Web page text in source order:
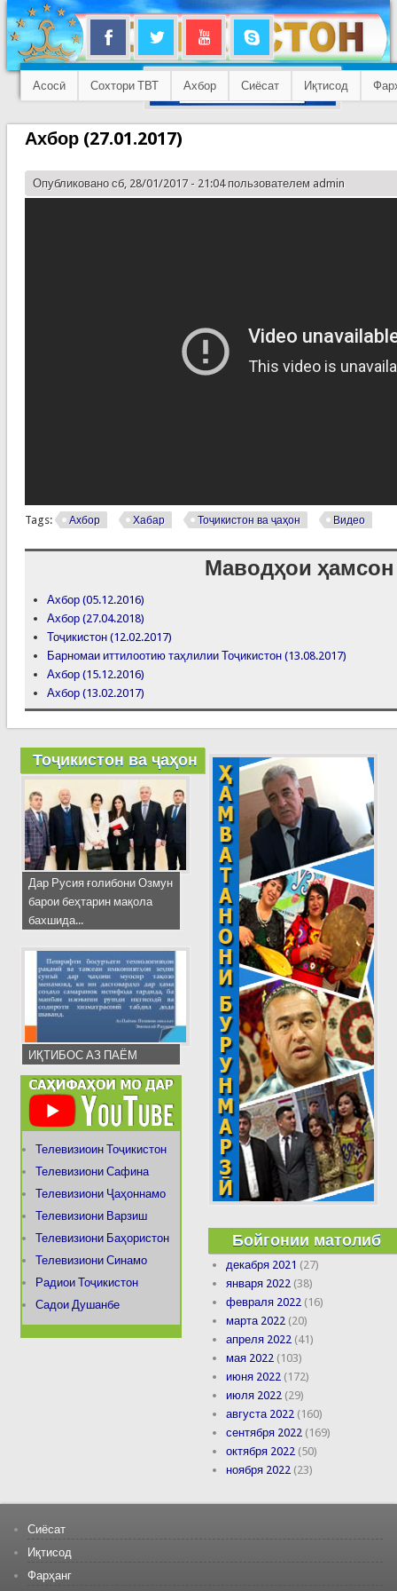
Асосӣ Сохтори ТВТ Ахбор Сиёсат Иқтисод
Ахбор (27.01.2017)
Опубликовано сб, 28/01/2017 - 21:04 пользователем admin
Tags: Ахбор Хабар Тоҷикистон ва ҷаҳон Видео
Маводҳои ҳамсон
Ахбор (05.12.2016)
Ахбор (27.04.2018)
Тоҷикистон (12.02.2017)
Барномаи иттилоотию таҳлилии Тоҷикистон (13.08.2017)
Ахбор (15.12.2016)
Ахбор (13.02.2017)
Тоҷикистон ва ҷаҳон
Дар Русия ғолибони Озмун
барои беҳтарин мақола
бахшида...
ИҚТИБОС АЗ ПАЁМ
Телевизиоин Тоҷикистон
Телевизиони Сафина
Телевизиони Ҷаҳоннамо
Телевизиони Варзиш
Телевизиони Баҳористон
Телевизиони Синамо
Радиои Тоҷикистон
Садои Душанбе
Бойгонии матолиб
декабря 2021 (27)
января 2022 (38)
февраля 2022 (16)
марта 2022 (20)
апреля 2022 (41)
мая 2022 (103)
июня 2022 (172)
июля 2022 (29)
августа 2022 (160)
сентября 2022 (169)
октября 2022 (50)
ноября 2022 (23)
Сиёсат
Иқтисод
Фарҳанг